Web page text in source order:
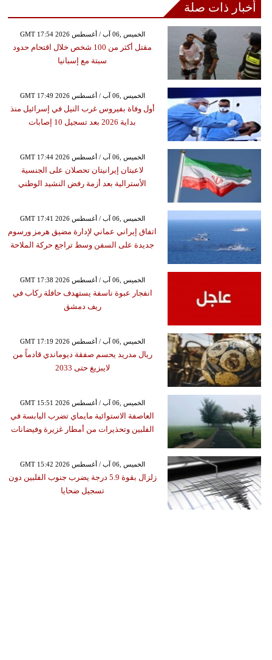
أخبار ذات صلة
GMT 17:54 2026 الخميس ,06 آب / أغسطس
مقتل أكثر من 100 شخص خلال اقتحام حدود
سبتة مع إسبانيا
GMT 17:49 2026 الخميس ,06 آب / أغسطس
أول وفاة بفيروس غرب النيل في إسرائيل منذ
بداية 2026 بعد تسجيل 10 إصابات
GMT 17:44 2026 الخميس ,06 آب / أغسطس
لاعبتان إيرانيتان تحصلان على الجنسية
الأسترالية بعد أزمة رفض النشيد الوطني
GMT 17:41 2026 الخميس ,06 آب / أغسطس
اتفاق إيراني عماني لإدارة مضيق هرمز ورسوم
جديدة على السفن وسط تراجع حركة الملاحة
GMT 17:38 2026 الخميس ,06 آب / أغسطس
انفجار عبوة ناسفة يستهدف حافلة ركاب في
ريف دمشق
GMT 17:19 2026 الخميس ,06 آب / أغسطس
ريال مدريد يحسم صفقة ديوماندي قادماً من
لايبزيغ حتى 2033
GMT 15:51 2026 الخميس ,06 آب / أغسطس
العاصفة الاستوائية مايماي تضرب اليابسة في
الفلبين وتحذيرات من أمطار غزيرة وفيضانات
GMT 15:42 2026 الخميس ,06 آب / أغسطس
زلزال بقوة 5.9 درجة يضرب جنوب الفلبين دون
تسجيل ضحايا